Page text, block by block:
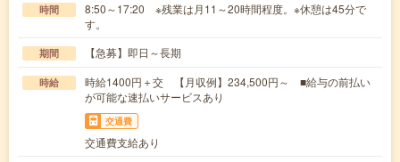
時間
8:50～17:20 ※残業は月11～20時間程度。※休憩は45分で
す。
期間 【急募】即日～長期
時給
時給1400円＋交 【月収例】234,500円～ ■給与の前払い
が可能な速払いサービスあり
交通費
交通費支給あり